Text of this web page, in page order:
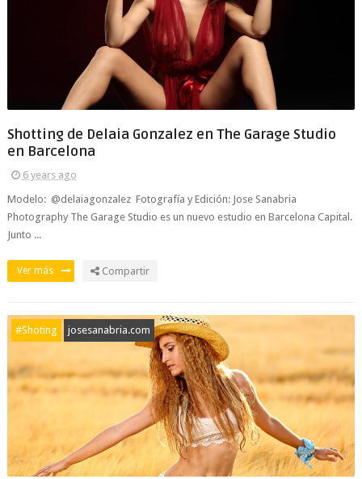
Shotting de Delaia Gonzalez en The Garage Studio
en Barcelona
6 years ago
Modelo: @delaiagonzalez Fotografía y Edición: Jose Sanabria
Photography The Garage Studio es un nuevo estudio en Barcelona Capital.
Junto ...
Ver más Compartir
#Shoting josesanabria.com